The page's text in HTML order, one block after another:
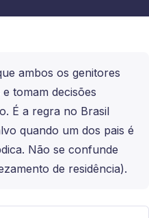
ambos os genitores
tomam decisões
É a regra no Brasil
quando um dos pais é
Não se confunde
de residência).